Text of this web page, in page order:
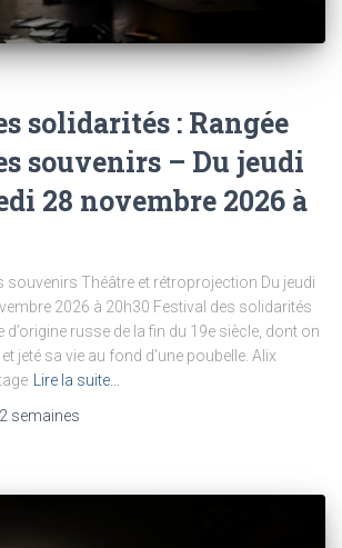
solidarités : Rangée
souvenirs – Du jeudi
28 novembre 2026 à
souvenirs Théâtre et rétroprojection Du jeudi
2026 à 20h30 Festival des solidarités
d’origine russe de la fin du 19e siècle, dont on
jeté sa vie au fond d’une poubelle. Alix
Lire la suite…
2 semaines